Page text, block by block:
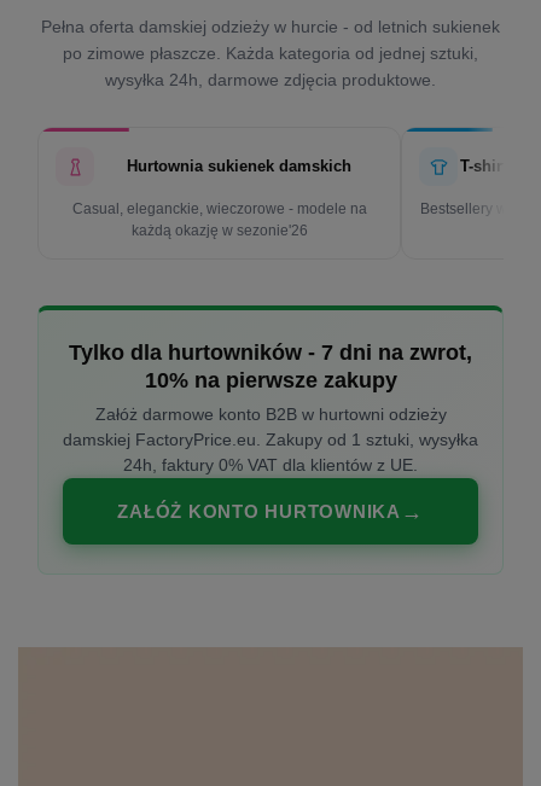
Pełna oferta damskiej odzieży w hurcie - od letnich sukienek
po zimowe płaszcze. Każda kategoria od jednej sztuki,
wysyłka 24h, darmowe zdjęcia produktowe.
Hurtownia sukienek damskich
Casual, eleganckie, wieczorowe - modele na
każdą okazję w sezonie'26
T-shirty
Bestsellery w
Tylko dla hurtowników - 7 dni na zwrot,
10% na pierwsze zakupy
Załóż darmowe konto B2B w hurtowni odzieży
damskiej FactoryPrice.eu. Zakupy od 1 sztuki, wysyłka
24h, faktury 0% VAT dla klientów z UE.
ZAŁÓŻ KONTO HURTOWNIKA